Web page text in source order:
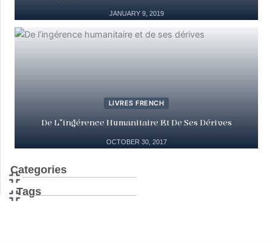
JANUARY 9, 2019
LIVRES FRENCH
De L’ingérence Humanitaire Et De Ses Dérives
OCTOBER 30, 2017
Categories
Tags